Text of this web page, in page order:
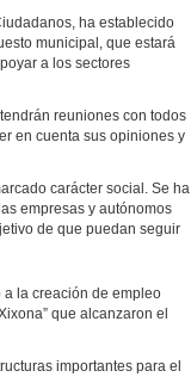
ha establecido
municipal, que estará
a los sectores
reuniones con todos
en cuenta sus opiniones y
carácter social. Se ha
empresas y autónomos
de que puedan seguir
a la creación de empleo
que alcanzaron el
importantes para el